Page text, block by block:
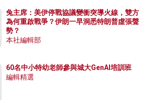
兔主席：美伊停戰協議變衝突導火線，雙方
為何重啟戰爭？伊朗一早洞悉特朗普虛張聲
勢？
本社編輯部
60名中小特幼老師參與城大GenAI培訓班
編輯精選